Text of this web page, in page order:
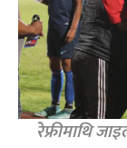
रेफ्रीमाथि